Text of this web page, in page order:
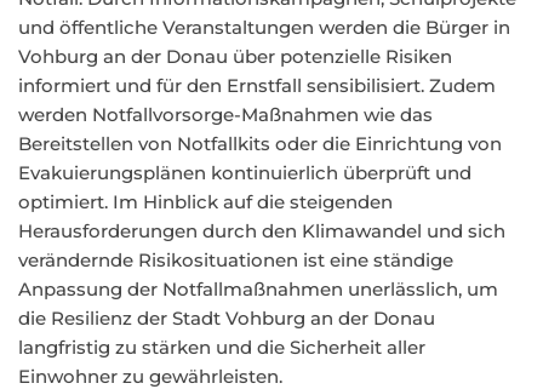
und öffentliche Veranstaltungen werden die Bürger in
Vohburg an der Donau über potenzielle Risiken
informiert und für den Ernstfall sensibilisiert. Zudem
werden Notfallvorsorge-Maßnahmen wie das
Bereitstellen von Notfallkits oder die Einrichtung von
Evakuierungsplänen kontinuierlich überprüft und
optimiert. Im Hinblick auf die steigenden
Herausforderungen durch den Klimawandel und sich
verändernde Risikosituationen ist eine ständige
Anpassung der Notfallmaßnahmen unerlässlich, um
die Resilienz der Stadt Vohburg an der Donau
langfristig zu stärken und die Sicherheit aller
Einwohner zu gewährleisten.